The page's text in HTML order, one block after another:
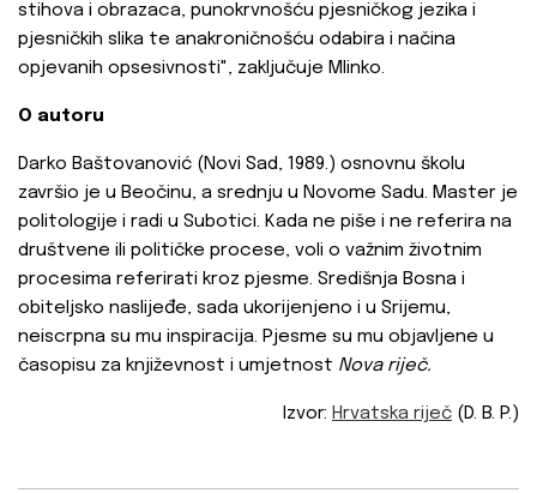
stihova i obrazaca, punokrvnošću pjesničkog jezika i
pjesničkih slika te anakroničnošću odabira i načina
opjevanih opsesivnosti", zaključuje Mlinko.
O autoru
Darko Baštovanović (Novi Sad, 1989.) osnovnu školu
završio je u Beočinu, a srednju u Novome Sadu. Master je
politologije i radi u Subotici. Kada ne piše i ne referira na
društvene ili političke procese, voli o važnim životnim
procesima referirati kroz pjesme. Središnja Bosna i
obiteljsko naslijeđe, sada ukorijenjeno i u Srijemu,
neiscrpna su mu inspiracija. Pjesme su mu objavljene u
časopisu za književnost i umjetnost Nova riječ.
Izvor: Hrvatska riječ (D. B. P.)